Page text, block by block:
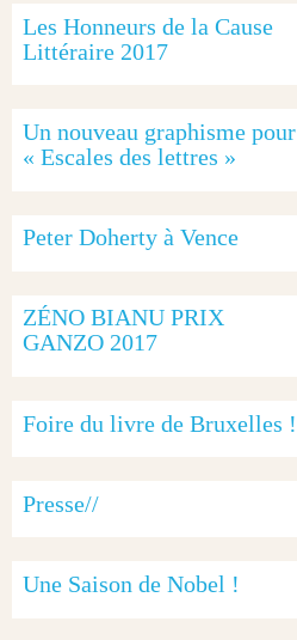
Les Honneurs de la Cause
Littéraire 2017
Un nouveau graphisme pour
« Escales des lettres »
Peter Doherty à Vence
ZÉNO BIANU PRIX
GANZO 2017
Foire du livre de Bruxelles !
Presse//
Une Saison de Nobel !